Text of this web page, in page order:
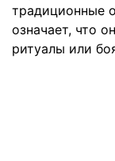
традиционные
означает, что
ритуалы или